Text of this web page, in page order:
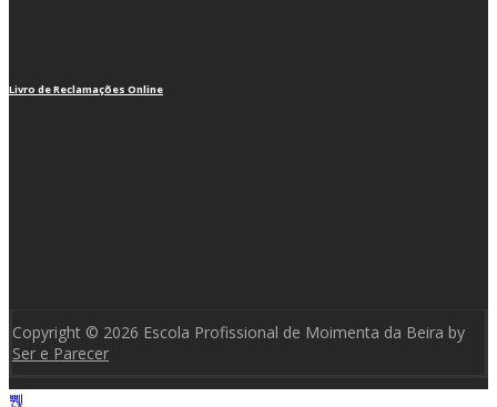
Livro de Reclamações Online
Copyright © 2026 Escola Profissional de Moimenta da Beira by
Ser e Parecer